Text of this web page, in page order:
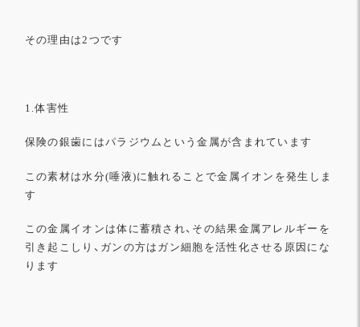
その理由は2つです
1.体害性
保険の銀歯にはパラジウムという金属が含まれています
この素材は水分(唾液)に触れることで金属イオンを発生しま
す
この金属イオンは体に蓄積され、その結果金属アレルギーを
引き起こしり、ガンの方はガン細胞を活性化させる原因にな
ります